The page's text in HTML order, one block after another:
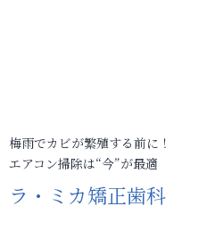
梅雨でカビが繁殖する前に！
エアコン掃除は“今”が最適
ラ・ミカ矯正歯科